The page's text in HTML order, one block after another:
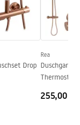
8mm
Drop
Rea
Thermostat
255,00 €